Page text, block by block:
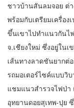
ชาวบ้านสันลมจอย ต่
พร้อมกับเตรียมเครื่อง
ขึ้นเขาไปทำแนวกันไ
จ.เชียงใหม่ ซึ่งอยู่ใน
เส้นทางลาดชันยากต่
รถมอเตอร์ไซค์แบบวิ
แชมแนวสำรวจไฟป่า
อุทยานดอยสุเทพ-ปุย